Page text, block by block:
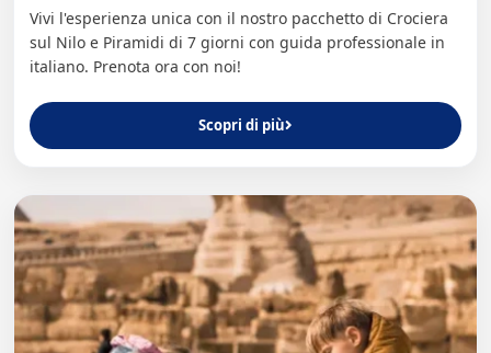
Vivi l'esperienza unica con il nostro pacchetto di Crociera
sul Nilo e Piramidi di 7 giorni con guida professionale in
italiano. Prenota ora con noi!
Scopri di più